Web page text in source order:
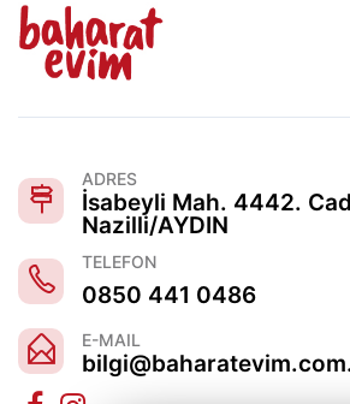
ADRES
İsabeyli Mah. 4442.
Nazilli/AYDIN
TELEFON
0850 441 0486
E-MAIL